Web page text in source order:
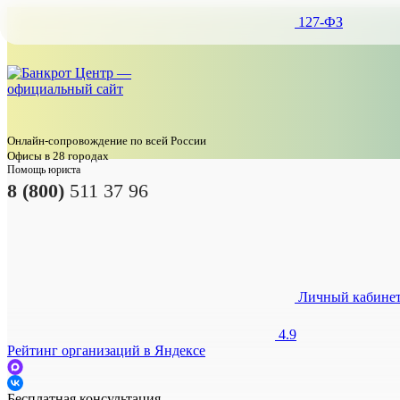
127-ФЗ
Личный
Онлайн-сопровождение по всей России
Офисы в 28 городах
Помощь юриста
8 (800) 511 37 96
4.9
Рейтинг организаций в Яндексе